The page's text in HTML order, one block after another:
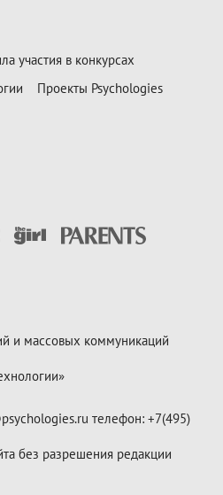
участия в конкурсах
Проекты Psychologies
и массовых коммуникаций
телефон: +7(495)
без разрешения редакции